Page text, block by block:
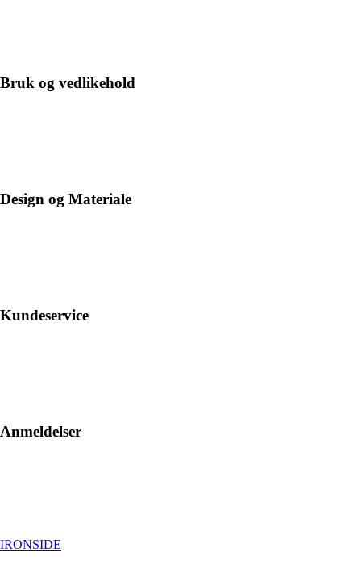
Bruk og vedlikehold
Design og Materiale
Kundeservice
Anmeldelser
IRONSIDE